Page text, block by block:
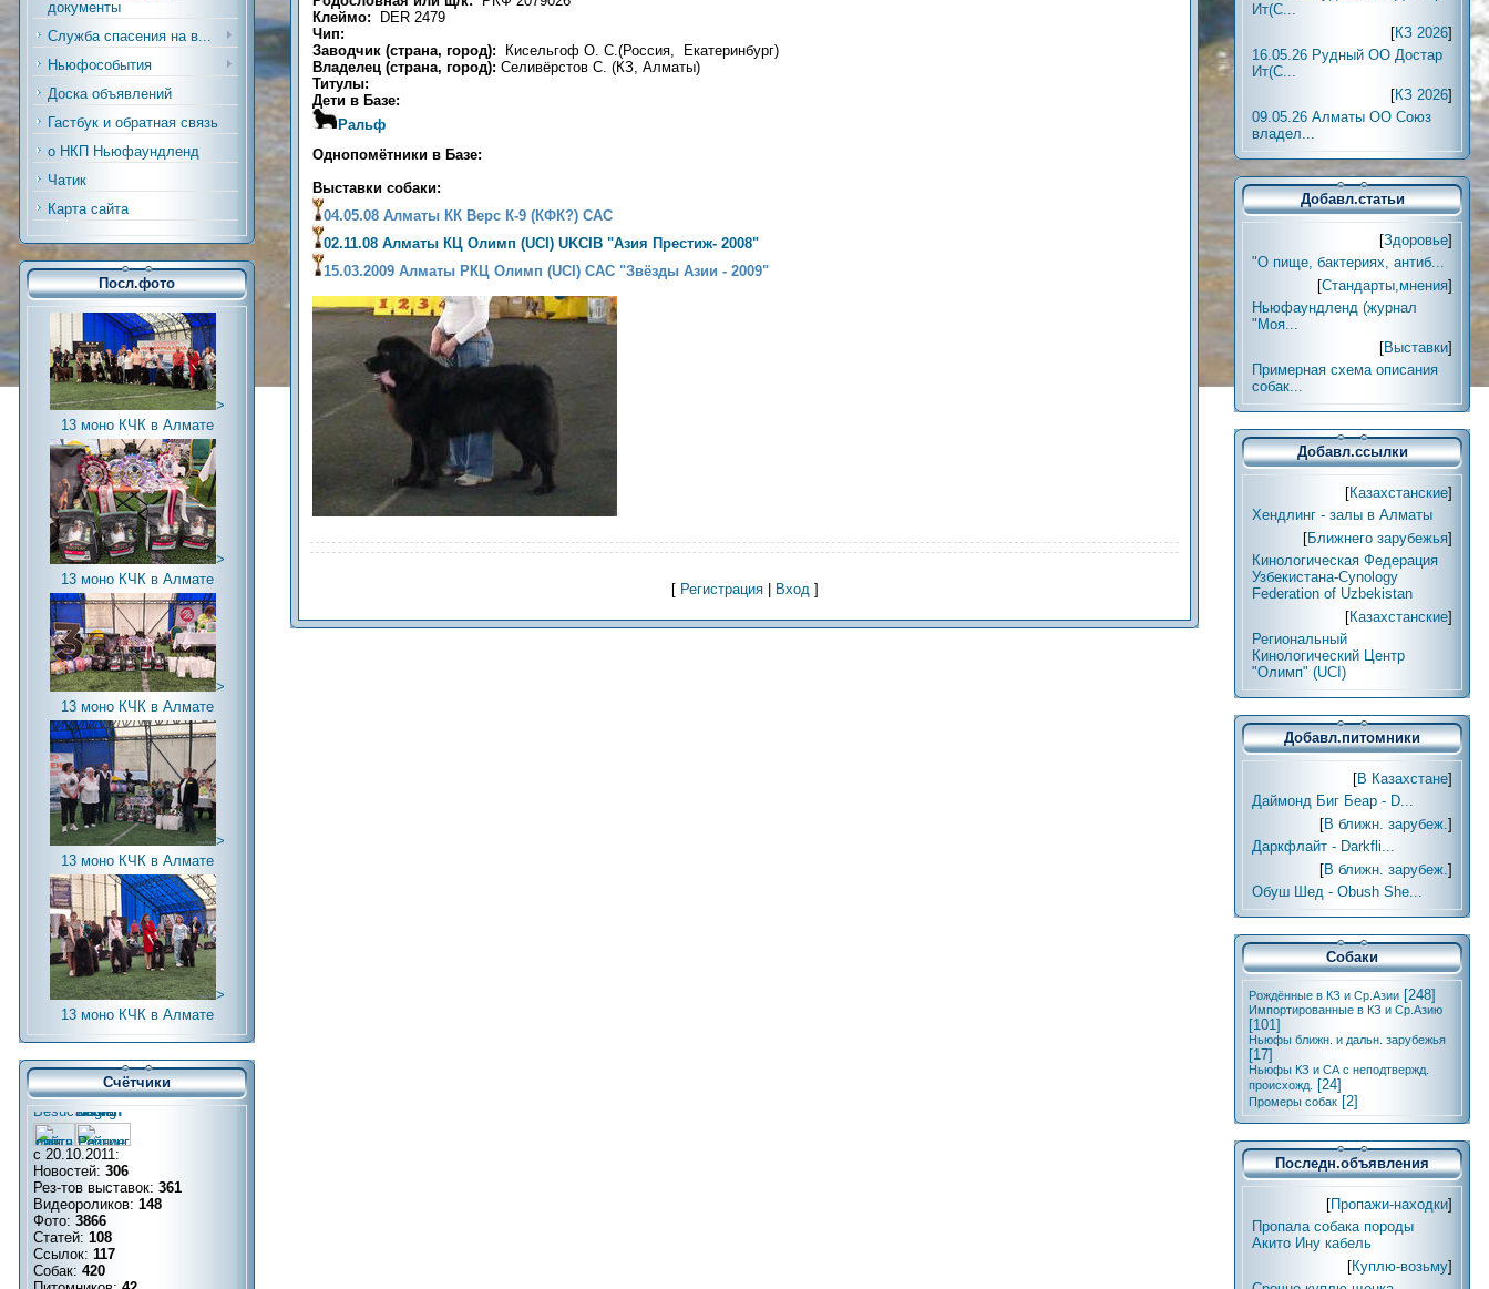
документы
Служба спасения на в...
Ньюфособытия
Доска объявлений
Гастбук и обратная связь
о НКП Ньюфаундленд
Чатик
Карта сайта
Посл.фото
>
13 моно КЧК в Алмате
>
13 моно КЧК в Алмате
>
13 моно КЧК в Алмате
>
13 моно КЧК в Алмате
>
13 моно КЧК в Алмате
Счётчики
с 20.10.2011:
Новостей: 306
Рез-тов выставок: 361
Видеороликов: 148
Фото: 3866
Статей: 108
Ссылок: 117
Собак: 420
Клеймо: DER 2479
Чип:
Заводчик (страна, город): Кисельгоф О. С.(Россия, Екатеринбург)
Владелец (страна, город): Селивёрстов С. (КЗ, Алматы)
Титулы:
Дети в Базе:
Ральф
Однопомётники в Базе:
Выставки собаки:
04.05.08 Алматы КК Верс К-9 (КФК?) САС
02.11.08 Алматы КЦ Олимп (UCI) UKCIB "Азия Престиж- 2008"
15.03.2009 Алматы РКЦ Олимп (UCI) САС "Звёзды Азии - 2009"
[ Регистрация| Вход ]
Ит(С...
[КЗ 2026]
16.05.26 Рудный ОО Достар
Ит(С...
[КЗ 2026]
09.05.26 Алматы ОО Союз
владел...
Добавл.статьи
[Здоровье]
"О пище, бактериях, антиб...
[Стандарты,мнения]
Ньюфаундленд (журнал
"Моя...
[Выставки]
Примерная схема описания
собак...
Добавл.ссылки
[Казахстанские]
Хендлинг - залы в Алматы
[Ближнего зарубежья]
Кинологическая Федерация
Узбекистана-Cynology
Federation of Uzbekistan
[Казахстанские]
Региональный
Кинологический Центр
"Олимп" (UCI)
Добавл.питомники
[В Казахстане]
Даймонд Биг Беар - D...
[В ближн. зарубеж.]
Даркфлайт - Darkfli...
[В ближн. зарубеж.]
Обуш Шед - Obush She...
Собаки
Рождённые в КЗ и Ср.Азии [248]
Импортированные в КЗ и Ср.Азию
[101]
Ньюфы ближн. и дальн. зарубежья
[17]
Ньюфы КЗ и СА с неподтвержд.
происхожд.
[24]
Промеры собак [2]
Последн.объявления
[Пропажи-находки]
Пропала собака породы
Акито Ину кабель
[Куплю-возьму]